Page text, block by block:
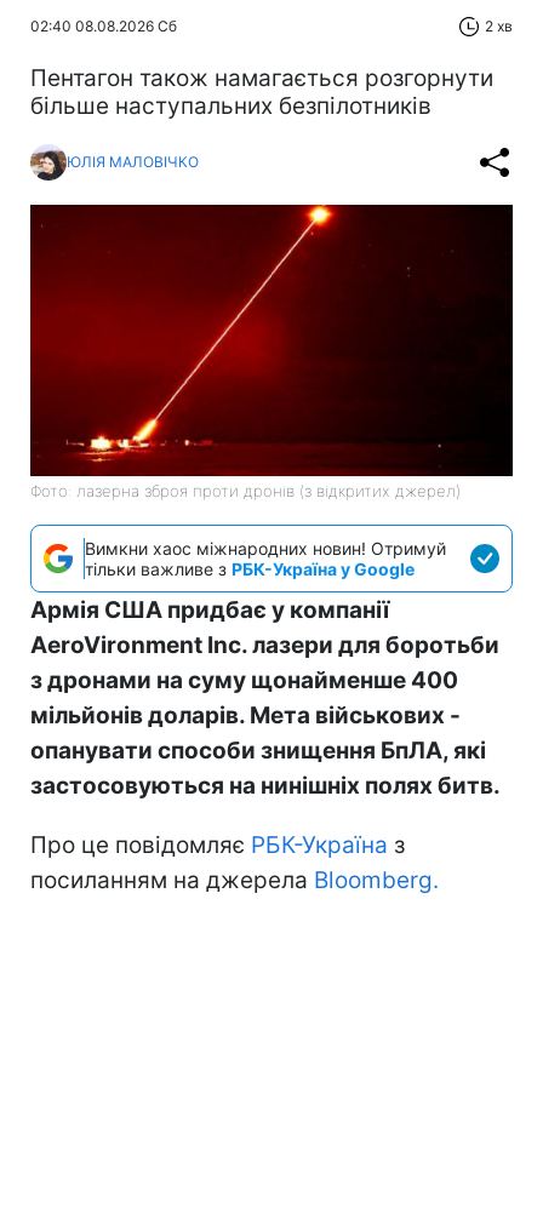
02:40 08.08.2026 Сб 2 хв
Пентагон також намагається розгорнути
більше наступальних безпілотників
ЮЛІЯ МАЛОВІЧКО
Фото: лазерна зброя проти дронів (з відкритих джерел)
Вимкни хаос міжнародних новин! Отримуй
тільки важливе з РБК-Україна у Google
Армія США придбає у компанії
AeroVironment Inc. лазери для боротьби
з дронами на суму щонайменше 400
мільйонів доларів. Мета військових -
опанувати способи знищення БпЛА, які
застосовуються на нинішніх полях битв.
Про це повідомляє РБК-Україна з
посиланням на джерела Bloomberg.